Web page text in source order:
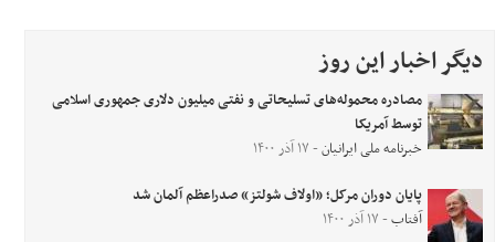
دیگر اخبار این روز
مصادره محموله‌های تسلیحاتی و نفتی میلیون‌ دلاری جمهوری اسلامی
توسط آمریکا
خبرنامه ملی ایرانیان- ۱۷ آذر ۱۴۰۰
پایان دوران مرکل؛ «اولاف شولتز» صدراعظم آلمان شد
آفتاب- ۱۷ آذر ۱۴۰۰